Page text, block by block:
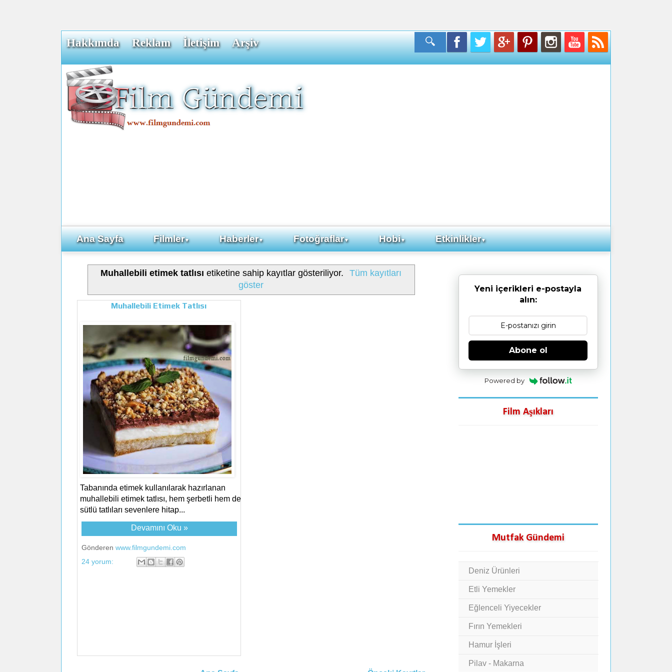
Hakkımda Reklam İletişim Arşiv
Ana Sayfa Filmler▼ Haberler▼ Fotoğraflar▼ Hobi▼ Etkinlikler▼
Muhallebili etimek tatlısı etiketine sahip kayıtlar gösteriliyor.
Tüm kayıtları
göster
Muhallebili Etimek Tatlısı
Tabanında etimek kullanılarak hazırlanan
muhallebili etimek tatlısı, hem şerbetli hem de
sütlü tatlıları sevenlere hitap...
Devamını Oku »
Gönderen www.filmgundemi.com
24 yorum:
Yeni içerikleri e-postayla
alın:
Abone ol
Powered by
Film Aşıkları
Mutfak Gündemi
Deniz Ürünleri
Etli Yemekler
Eğlenceli Yiyecekler
Fırın Yemekleri
Hamur İşleri
Pilav - Makarna